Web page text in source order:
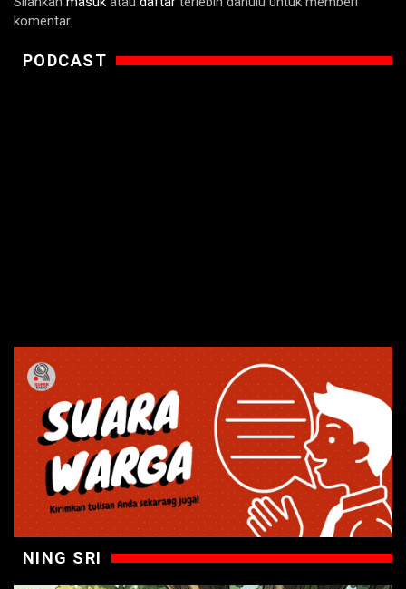
komentar.
PODCAST
NING SRI